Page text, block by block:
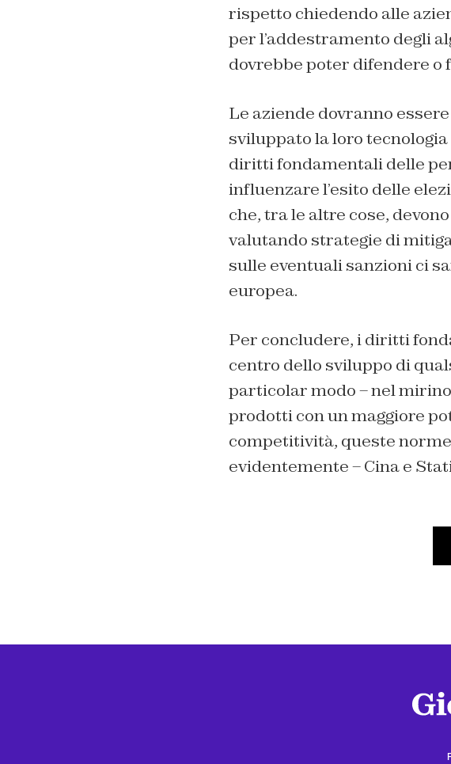
rispetto chiedendo alle
per l’addestramento degli
dovrebbe poter difendere
Le aziende dovranno
sviluppato la loro
diritti fondamentali delle
influenzare l’esito delle
che, tra le altre cose,
valutando strategie di
sulle eventuali sanzioni ci
europea.
Per concludere, i diritti
centro dello sviluppo di
particolar modo – nel
prodotti con un maggiore
competitività, queste
evidentemente – Cina e